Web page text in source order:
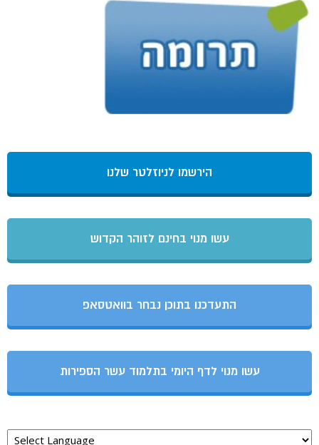
הירשמו לניוזלטר שלנו
עשו מנוי בחינם לזוהר הקדוש
התעדכנו בתוכן נבחר בוואטסאפ
עשו מנוי לדף היומי בתלמוד עשר הספירות